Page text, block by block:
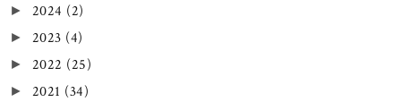
► 2024 (2)
► 2023 (4)
► 2022 (25)
► 2021 (34)